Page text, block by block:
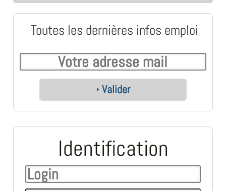
Toutes les dernières infos emploi
Valider
Identification